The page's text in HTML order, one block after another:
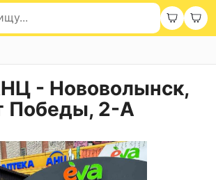
- Нововолынск,
Победы, 2-А